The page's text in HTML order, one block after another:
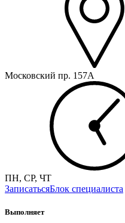
Московский пр. 157А
ПН, СР, ЧТ
ЗаписатьсяБлок специалиста
Выполняет